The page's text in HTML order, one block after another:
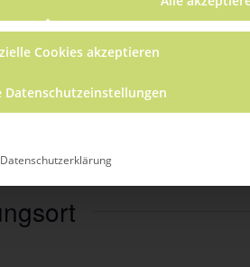
Cookies akzeptieren
Datenschutzeinstellungen
Datenschutzerklärung